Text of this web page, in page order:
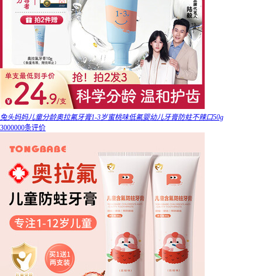
兔头妈妈儿童分龄奥拉氟牙膏1-3岁蜜桃味低氟婴幼儿牙膏防蛀不辣口50g
3000000条评价